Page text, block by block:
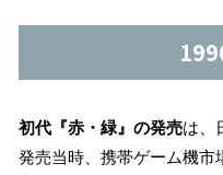
初代『赤・緑』の発売は、
発売当時、携帯ゲーム機市